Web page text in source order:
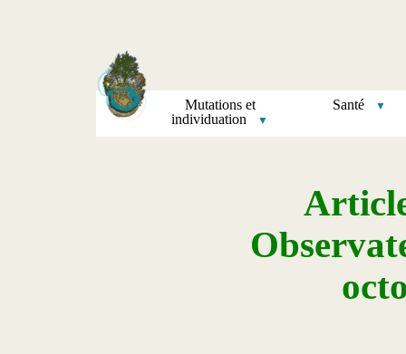
Mutations et
individuation
Santé